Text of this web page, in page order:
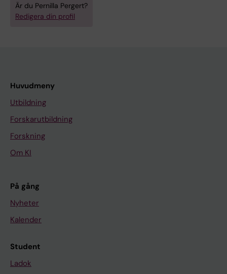
Är du Pernilla Pergert?
Redigera din profil
Huvudmeny
Utbildning
Forskarutbildning
Forskning
Om KI
På gång
Nyheter
Kalender
Student
Ladok